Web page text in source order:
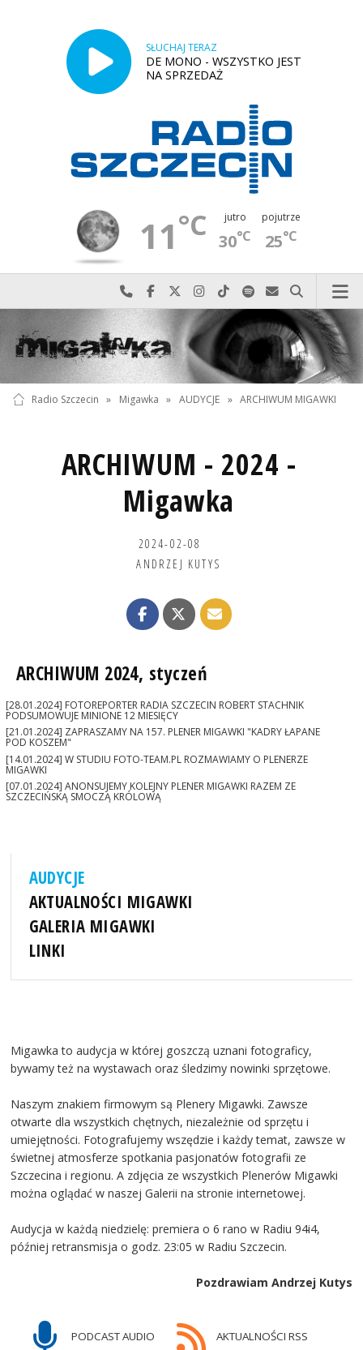
SŁUCHAJ TERAZ
DE MONO - WSZYSTKO JEST
NA SPRZEDAŻ
11°C jutro
30°C
pojutrze
25°C
Najlepiej po prostu do nas zadzwoń
Odwiedź nas na Facebook-u
Odwiedź nas na X
Odwiedź nas na Instagram-ie
Odwiedź nas na TikTok-u
Szukaj nas na Spotify
Wyślij do nas
Szukaj
Radio Szczecin » Migawka » AUDYCJE » ARCHIWUM MIGAWKI
ARCHIWUM - 2024 -
Migawka
2024-02-08
ANDRZEJ KUTYS
ARCHIWUM 2024, styczeń
[28.01.2024] FOTOREPORTER RADIA SZCZECIN ROBERT STACHNIK
PODSUMOWUJE MINIONE 12 MIESIĘCY
[21.01.2024] ZAPRASZAMY NA 157. PLENER MIGAWKI "KADRY ŁAPANE
POD KOSZEM"
[14.01.2024] W STUDIU FOTO-TEAM.PL ROZMAWIAMY O PLENERZE
MIGAWKI
[07.01.2024] ANONSUJEMY KOLEJNY PLENER MIGAWKI RAZEM ZE
SZCZECIŃSKĄ SMOCZĄ KRÓLOWĄ
AUDYCJE
AKTUALNOŚCI MIGAWKI
GALERIA MIGAWKI
LINKI
Migawka to audycja w której goszczą uznani fotograficy,
bywamy też na wystawach oraz śledzimy nowinki sprzętowe.
Naszym znakiem firmowym są Plenery Migawki. Zawsze
otwarte dla wszystkich chętnych, niezależnie od sprzętu i
umiejętności. Fotografujemy wszędzie i każdy temat, zawsze w
świetnej atmosferze spotkania pasjonatów fotografii ze
Szczecina i regionu. A zdjęcia ze wszystkich Plenerów Migawki
można oglądać w naszej Galerii na stronie internetowej.
Audycja w każdą niedzielę: premiera o 6 rano w Radiu 94i4,
później retransmisja o godz. 23:05 w Radiu Szczecin.
Pozdrawiam Andrzej Kutys
PODCAST AUDIO AKTUALNOŚCI RSS